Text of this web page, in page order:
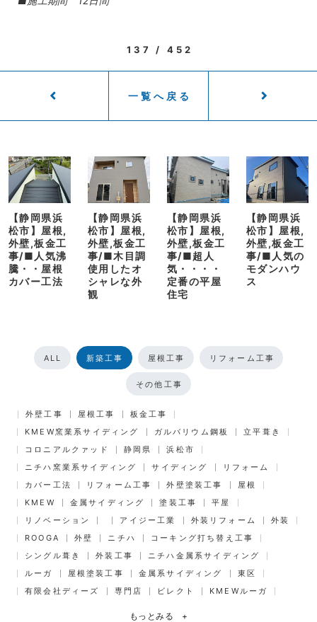
137 / 452
一覧へ戻る
【静岡県浜
松市】屋根,
外壁,板金工
事/■人気沸
騰・・屋根
カバー工法
【静岡県浜
松市】屋根,
外壁,板金工
事/■木目調
使用したオ
シャレな外
観
【静岡県浜
松市】屋根,
外壁,板金工
事/■超人
気・・・・
定番の平屋
住宅
【静岡県浜
松市】屋根,
外壁,板金工
事/■人気の
モダンハウ
ス
ALL 新築工事 屋根工事 リフォーム工事
その他工事
外壁工事 屋根工事
板金工事
KMEW窯業系サイディング
ガルバリウム鋼板
立平葺き
コロニアルクァッド
静岡県
浜松市
ニチハ窯業系サイディング
サイディング
リフォーム
カバー工法
リフォーム工事 外壁塗装工事
屋根
KMEW
金属サイディング 塗装工事
平屋
リノベーション
アイジー工業 外装リフォーム
外装
ROOGA
外壁 ニチハ
コーキング打ち替え工事
シングル葺き
外装工事
ニチハ金属系サイディング
ルーガ
屋根塗装工事 金属系サイディング
東区
有限会社ディーズ
専門店 ビレクト KMEWルーガ
もっとみる +